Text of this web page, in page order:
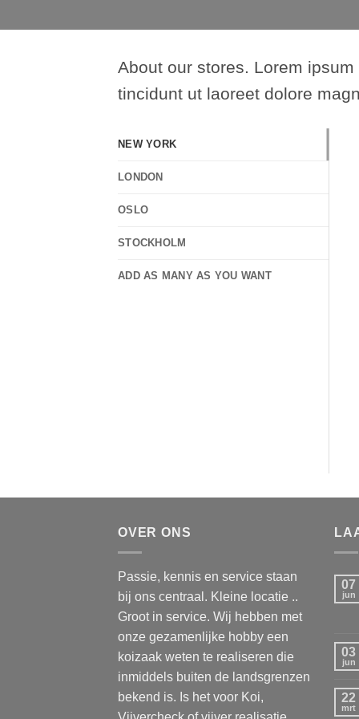
About our stores. Lorem
tincidunt ut laoreet dolore
NEW YORK
LONDON
OSLO
STOCKHOLM
ADD AS MANY AS YOU WANT
OVER ONS
Passie, kennis en service staan
bij ons centraal. Kleine locatie ..
Groot in service. Wij hebben met
onze gezamenlijke hobby een
koizaak weten te realiseren die
inmiddels buiten de landsgrenzen
bekend is. Is het voor Koi,
07
jun
03
jun
22
mrt